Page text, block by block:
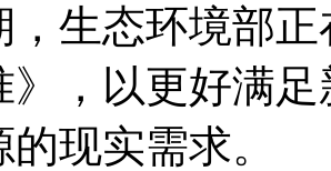
，生态环境部
》，以更好满
现实需求。